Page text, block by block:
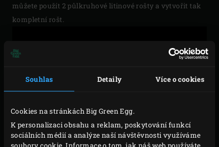
Souhlas Detaily Více o cookies
Cookies na stránkách Big Green Egg.
K personalizaci obsahu a reklam, poskytování funkcí
sociálních médií a analýze naší návštěvnosti využíváme
soubory cookie. Informace o tom, jak náš web používáte,
můžete použít 2 půlkruhové litinové rošty a vytvořit tak
kompletní rošt.
Pleaseaccept marketing-cookies to watch this video